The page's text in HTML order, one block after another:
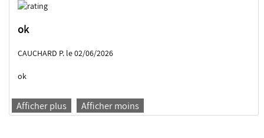
ok
CAUCHARD P. le 02/06/2026
ok
Afficher plus Afficher moins